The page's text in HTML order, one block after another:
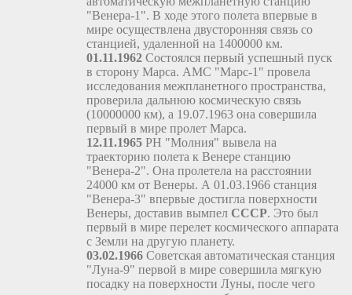
"Венера-1". В ходе этого полета впервые в
мире осуществлена двусторонняя связь со
станцией, удаленной на 1400000 км.
01.11.1962 Состоялся первый успешный пуск
в сторону Марса. АМС "Марс-1" провела
исследования межпланетного пространства,
проверила дальнюю космическую связь
(10000000 км), а 19.07.1963 она совершила
первый в мире пролет Марса.
12.11.1965 РН "Молния" вывела на
траекторию полета к Венере станцию
"Венера-2". Она пролетела на расстоянии
24000 км от Венеры. А 01.03.1966 станция
"Венера-3" впервые достигла поверхности
Венеры, доставив вымпел СССР. Это был
первый в мире перелет космического аппарата
с Земли на другую планету.
03.02.1966 Советская автоматическая станция
"Луна-9" первой в мире совершила мягкую
посадку на поверхности Луны, после чего